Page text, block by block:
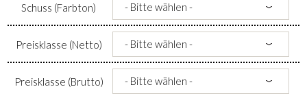
Schuss (Farbton)
Preisklasse (Netto)
Preisklasse (Brutto)